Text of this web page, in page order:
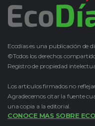
Ecodías es una publicación de
©Todos los derechos
Registro de propiedad
Los artículos firmados no
Agradecemos citar la fuente
una copia a la editorial.
CONOCE MAS SOBRE